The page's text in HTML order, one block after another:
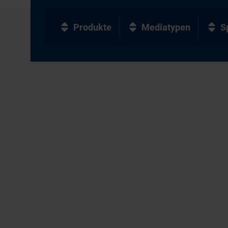
Produkte Mediatypen